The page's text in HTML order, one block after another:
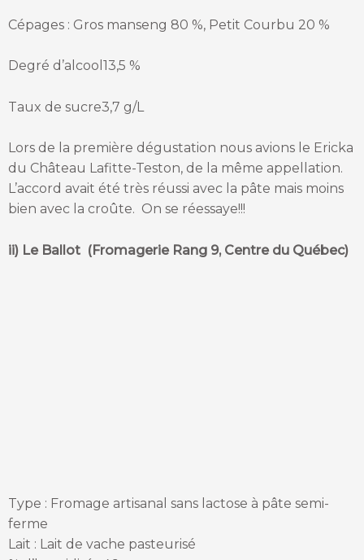
Cépages : Gros manseng 80 %, Petit Courbu 20 %
Degré d’alcool13,5 %
Taux de sucre3,7 g/L
Lors de la première dégustation nous avions le Ericka
du Château Lafitte-Teston, de la même appellation.
L’accord avait été très réussi avec la pâte mais moins
bien avec la croûte. On se réessaye!!!
ii) Le Ballot (Fromagerie Rang 9, Centre du Québec)
Type : Fromage artisanal sans lactose à pâte semi-
ferme
Lait : Lait de vache pasteurisé